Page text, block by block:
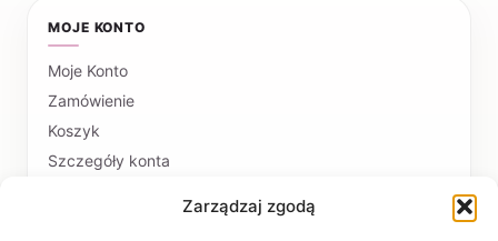
Zarządzaj zgodą
MOJE KONTO
Moje Konto
Zamówienie
Koszyk
Szczegóły konta
PŁATNOŚCI I DOSTAWA